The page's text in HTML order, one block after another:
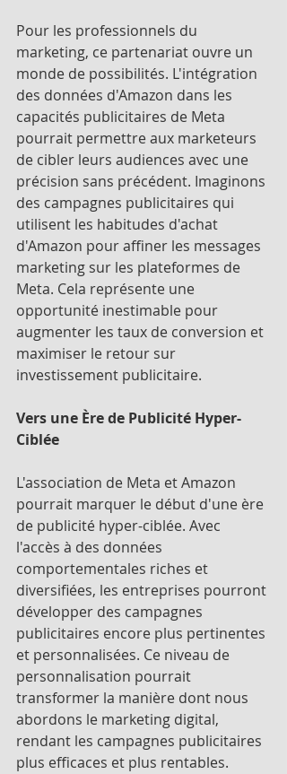
Pour les professionnels du
marketing, ce partenariat ouvre un
monde de possibilités. L'intégration
des données d'Amazon dans les
capacités publicitaires de Meta
pourrait permettre aux marketeurs
de cibler leurs audiences avec une
précision sans précédent. Imaginons
des campagnes publicitaires qui
utilisent les habitudes d'achat
d'Amazon pour affiner les messages
marketing sur les plateformes de
Meta. Cela représente une
opportunité inestimable pour
augmenter les taux de conversion et
maximiser le retour sur
investissement publicitaire.
Vers une Ère de Publicité Hyper-
Ciblée
L'association de Meta et Amazon
pourrait marquer le début d'une ère
de publicité hyper-ciblée. Avec
l'accès à des données
comportementales riches et
diversifiées, les entreprises pourront
développer des campagnes
publicitaires encore plus pertinentes
et personnalisées. Ce niveau de
personnalisation pourrait
transformer la manière dont nous
abordons le marketing digital,
rendant les campagnes publicitaires
plus efficaces et plus rentables.